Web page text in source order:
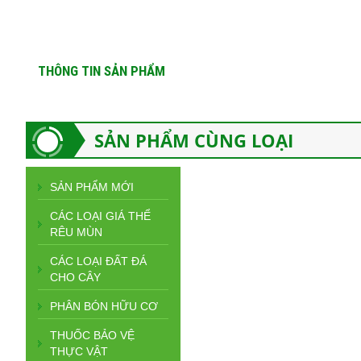
THÔNG TIN SẢN PHẨM
SẢN PHẨM CÙNG LOẠI
SẢN PHẨM MỚI
CÁC LOẠI GIÁ THỂ
RÊU MÙN
CÁC LOẠI ĐẤT ĐÁ
CHO CÂY
PHÂN BÓN HỮU CƠ
THUỐC BẢO VỆ
THỰC VẬT